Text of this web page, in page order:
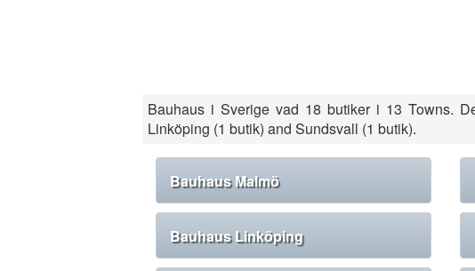
Bauhaus i Sverige vad 18 butiker i 13 Towns.
Linköping (1 butik) and Sundsvall (1 butik).
Bauhaus Malmö
Bauhaus Linköping